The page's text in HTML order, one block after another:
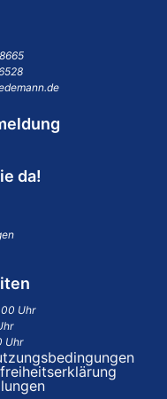
da!
Uhr
Uhr